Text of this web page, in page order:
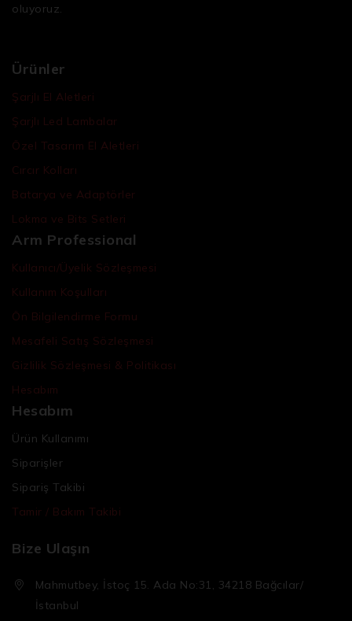
oluyoruz.
Ürünler
Şarjlı El Aletleri
Şarjlı Led Lambalar
Özel Tasarım El Aletleri
Cırcır Kolları
Batarya ve Adaptörler
Lokma ve Bits Setleri
Arm Professional
Kullanıcı/Üyelik Sözleşmesi
Kullanım Koşulları
Ön Bilgilendirme Formu
Mesafeli Satış Sözleşmesi
Gizlilik Sözleşmesi & Politikası
Hesabım
Hesabım
Ürün Kullanımı
Siparişler
Sipariş Takibi
Tamir / Bakım Takibi
Bize Ulaşın
Mahmutbey, İstoç 15. Ada No:31, 34218 Bağcılar/
İstanbul